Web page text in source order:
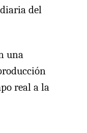
del
una
real a la